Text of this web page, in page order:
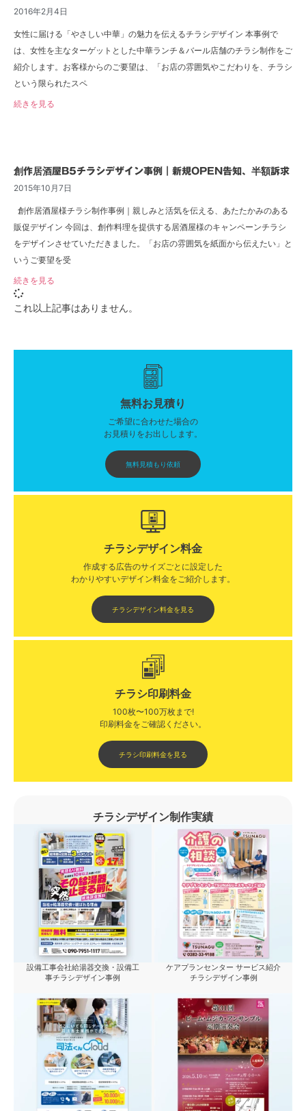
2016年2月4日
女性に届ける「やさしい中華」の魅力を伝えるチラシデザイン 本事例で
は、女性を主なターゲットとした中華ランチ＆バール店舗のチラシ制作をご
紹介します。お客様からのご要望は、「お店の雰囲気やこだわりを、チラシ
という限られたスペ
続きを見る
創作居酒屋B5チラシデザイン事例｜新規OPEN告知、半額訴求
2015年10月7日
創作居酒屋様チラシ制作事例｜親しみと活気を伝える、あたたかみのある
販促デザイン 今回は、創作料理を提供する居酒屋様のキャンペーンチラシ
をデザインさせていただきました。「お店の雰囲気を紙面から伝えたい」と
いうご要望を受
続きを見る
これ以上記事はありません。
無料お見積り
ご希望に合わせた場合の
お見積りをお出しします。
無料見積もり依頼
チラシデザイン料金
作成する広告のサイズごとに設定した
わかりやすいデザイン料金をご紹介します。​​
チラシデザイン料金を見る
チラシ印刷料金
100枚〜100万枚まで!
印刷料金をご確認ください。​
チラシ印刷料金を見る
チラシデザイン制作実績
設備工事会社給湯器交換・設備工
事チラシデザイン事例
ケアプランセンター サービス紹介
チラシデザイン事例